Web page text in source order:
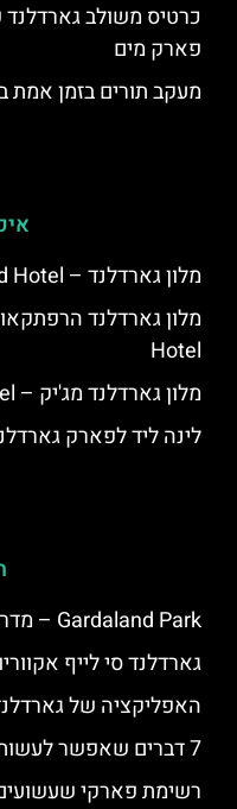
כרטיס משולב
פארק מים
מעקב תורים בזמן אמת
מלון גארדלנד – Gardaland Hotel
Hotel
מלון גארדלנד מג'יק – Gardaland Magic Hotel
לינה ליד לפארק
Gardaland Park – מדריך למטייל הישראלי
גארדלנד סי לייף
האפליקציה של
7 דברים שאפשר לעשות בקרבת גארדלנד
רשימת פארקי